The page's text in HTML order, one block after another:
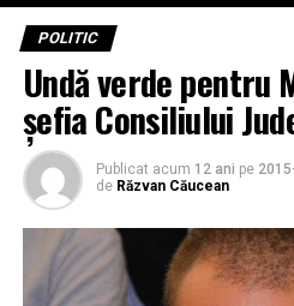
POLITIC
Undă verde pentru
șefia Consiliului
Publicat acum 12 ani pe
de Răzvan Căucean